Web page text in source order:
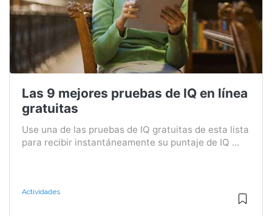
Las 9 mejores pruebas de IQ en línea
gratuitas
Use una de las pruebas de IQ gratuitas de esta lista
para recibir instantáneamente su puntaje de IQ ...
Actividades